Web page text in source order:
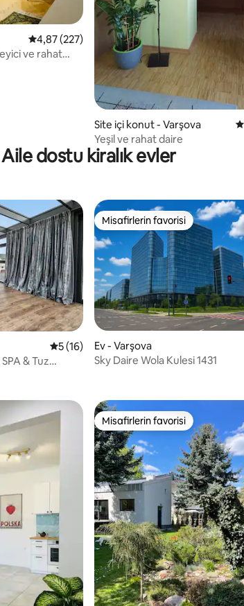
5 üzerinden ortalama 4,87 puan, 227
4,87 (227)
ve rahat
Site içi konut - Varşova 5
Yeşil ve rahat daire
Aile dostu kiralık evler
5 üzerinden ortalama 5 puan, 16
5 (16)
& Tuz
Misafirlerin favorisi
Misafirlerin favorisi
Ev - Varşova
Sky Daire Wola Kulesi 1431
Misafirlerin favorisi
Misafirlerin favorisi